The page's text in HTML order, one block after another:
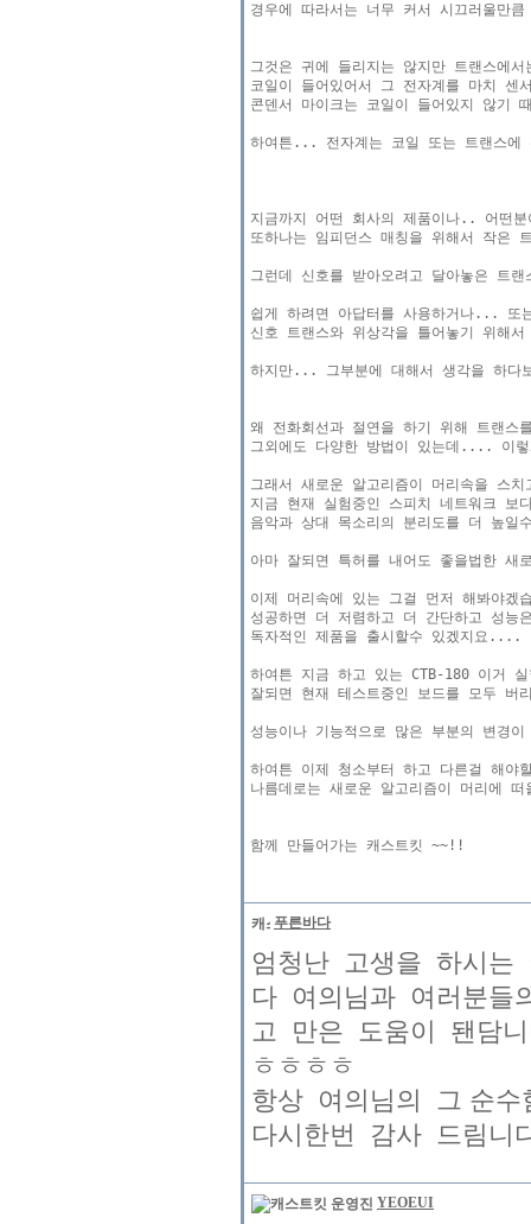
경우에 따라서는 너무 커서 시끄러울만
그것은 귀에 들리지는 않지만 트랜스에
코일이 들어있어서 그 전자계를 마치 센
콘덴서 마이크는 코일이 들어있지 않기
하여튼... 전자계는 코일 또는 트랜스
지금까지 어떤 회사의 제품이나.. 어떤
또하나는 임피던스 매칭을 위해서 작은
그런데 신호를 받아오려고 달아놓은 트
쉽게 하려면 아답터를 사용하거나... 또
신호 트랜스와 위상각을 틀어놓기 위해
하지만... 그부분에 대해서 생각을 하다
왜 전화회선과 절연을 하기 위해 트랜스
그외에도 다양한 방법이 있는데.... 이
그래서 새로운 알고리즘이 머리속을 스
지금 현재 실험중인 스피치 네트워크
음악과 상대 목소리의 분리도를 더 높
아마 잘되면 특허를 내어도 좋을법한 새
이제 머리속에 있는 그걸 먼저 해봐야겠
성공하면 더 저렴하고 더 간단하고 성
독자적인 제품을 출시할수 있겠지요....
하여튼 지금 하고 있는 CTB-180 이거
잘되면 현재 테스트중인 보드를 모두 버
성능이나 기능적으로 많은 부분의 변경
하여튼 이제 청소부터 하고 다른걸 해야
나름데로는 새로운 알고리즘이 머리에
푸른바다
엄청난 고생을 하시는
다 여의님과 여러분
고 만은 도움이 됀담
ㅎㅎㅎㅎ
항상 여의님의 그 순
다시한번 감사 드림
YEOEUI